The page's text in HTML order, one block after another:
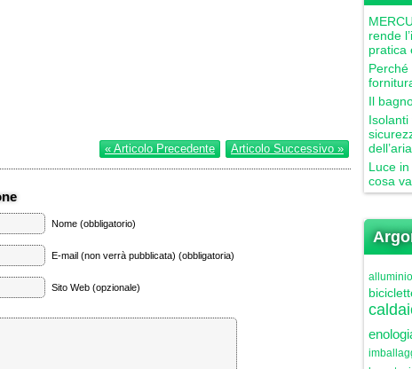
« Articolo Precedente Articolo Successivo »
Nome (obbligatorio)
E-mail (non verrà pubblicata) (obbligatoria)
Sito Web (opzionale)
rende
pratica
Il
Luce
cosa
alluminio